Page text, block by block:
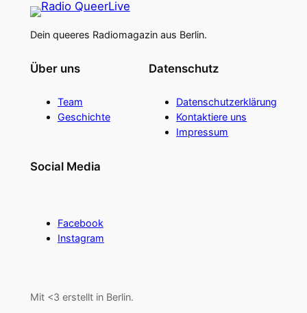
Dein queeres Radiomagazin aus Berlin.
Über uns
Team
Geschichte
Datenschutz
Datenschutzerklärung
Kontaktiere uns
Impressum
Social Media
Facebook
Instagram
Mit <3 erstellt in Berlin.